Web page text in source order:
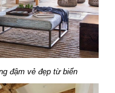
đậm vẻ đẹp từ biển